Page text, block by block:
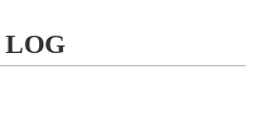
LOG